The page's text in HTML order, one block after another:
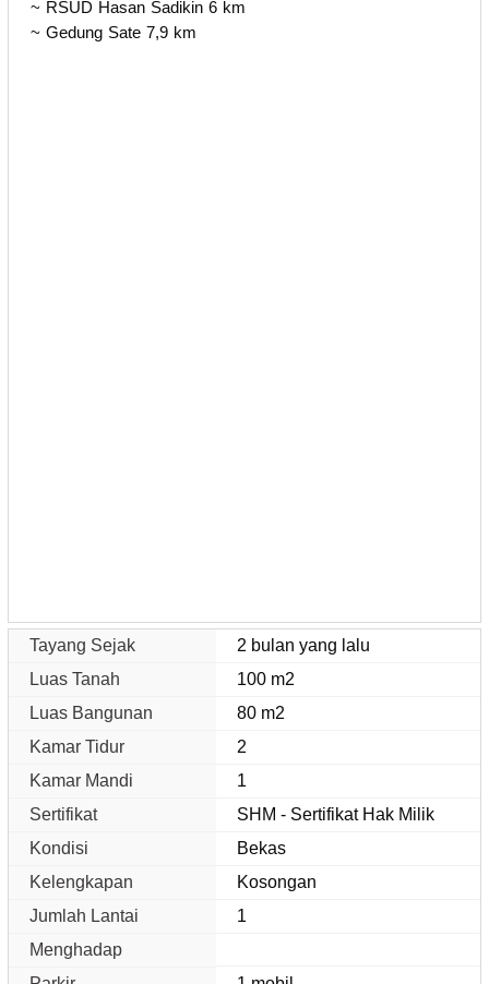
~ RSUD Hasan Sadikin 6 km
~ Gedung Sate 7,9 km
Tayang Sejak
2 bulan yang lalu
Luas Tanah
100 m2
Luas Bangunan
80 m2
Kamar Tidur
2
Kamar Mandi
1
Sertifikat
SHM - Sertifikat Hak Milik
Kondisi
Bekas
Kelengkapan
Kosongan
Jumlah Lantai
1
Menghadap